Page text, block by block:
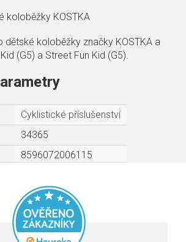
koloběžky KOSTKA
dětské koloběžky značky KOSTKA a
(G5) a Street Fun Kid (G5).
Cyklistické příslušenství
34365
8596072006115